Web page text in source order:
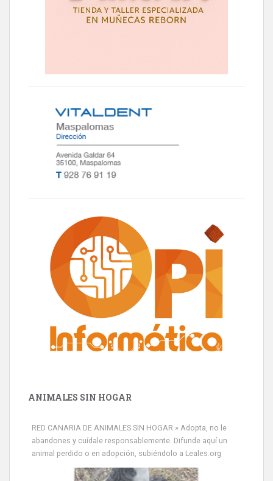
ANIMALES SIN HOGAR
RED CANARIA DE ANIMALES SIN HOGAR » Adopta, no le
abandones y cuídale responsablemente. Difunde aquí un
animal perdido o en adopción, subiéndolo a Leales.org